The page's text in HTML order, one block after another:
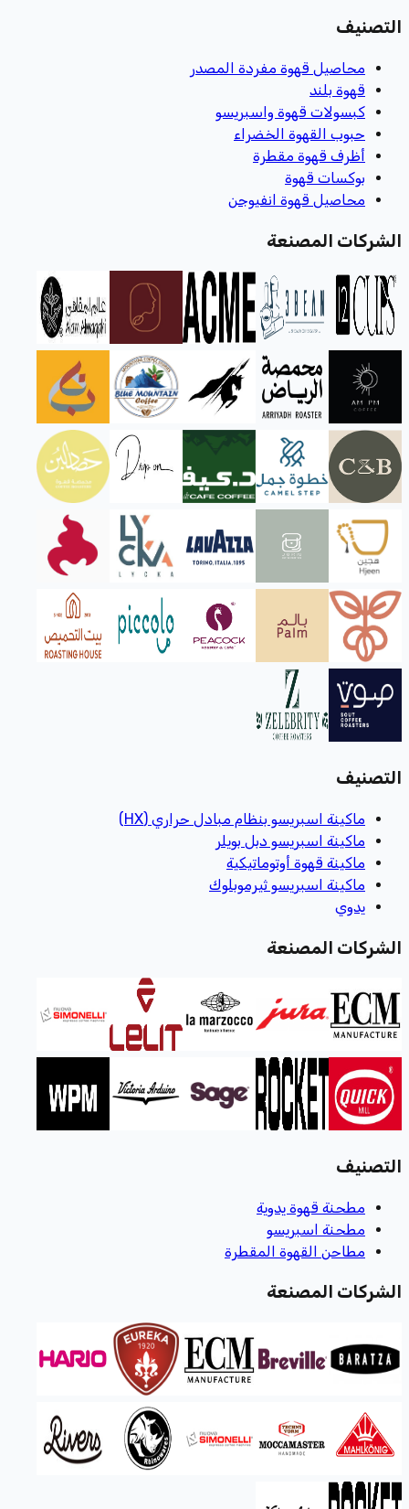
التصنيف
محاصيل قهوة مفردة المصدر
قهوة بلند
كبسولات قهوة واسبريسو
حبوب القهوة الخضراء
أظرف قهوة مقطرة
بوكسات قهوة
محاصيل قهوة انفيوجن
الشركات المصنعة
التصنيف
ماكينة اسبريسو بنظام مبادل حراري (HX)
ماكينة اسبريسو دبل بويلر
ماكينة قهوة أوتوماتيكية
ماكينة اسبريسو ثيرموبلوك
يدوي
الشركات المصنعة
التصنيف
مطحنة قهوة يدوية
مطحنة اسبريسو
مطاحن القهوة المقطرة
الشركات المصنعة